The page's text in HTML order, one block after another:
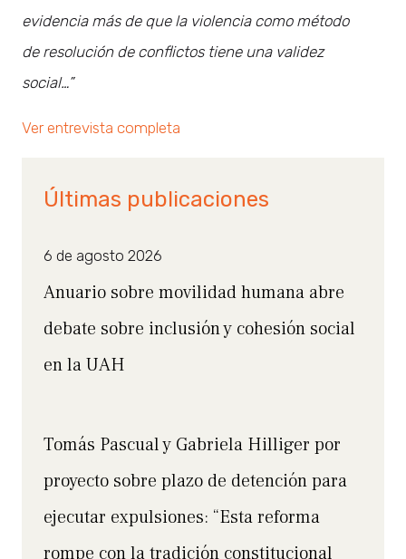
evidencia más de que la violencia como método
de resolución de conflictos tiene una validez
social…”
Ver entrevista completa
Últimas publicaciones
6 de agosto 2026
Anuario sobre movilidad humana abre
debate sobre inclusión y cohesión social
en la UAH
Tomás Pascual y Gabriela Hilliger por
proyecto sobre plazo de detención para
ejecutar expulsiones: “Esta reforma
rompe con la tradición constitucional